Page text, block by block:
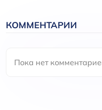
КОММЕНТАРИИ
Пока нет